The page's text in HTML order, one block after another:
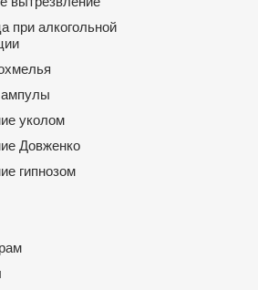
при алкогольной
уколом
Довженко
гипнозом